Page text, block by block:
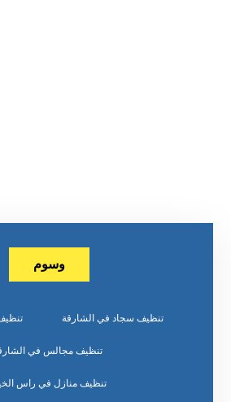
وسوم
تنظيف سجاد في الشارقة
تنظيف مجالس في
تنظيف منازل في راس